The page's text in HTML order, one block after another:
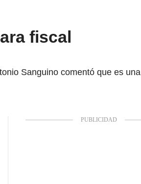
fiscal
Sanguino comentó que es una